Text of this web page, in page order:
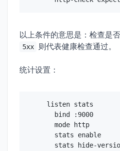
server abc-
balance
    option httpcheck
    option httpclose
以上条件的意思是：检查是
5xx 则代表健康检查通过。
统计设置：
listen stats
  bind :9000
  mode http
  stats enable
stats hide-